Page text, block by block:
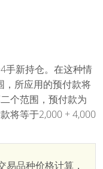
手新持仓。在这种情
，所应用的预付款将
个范围，预付款为
将等于2,000 + 4,000
品种价格计算，